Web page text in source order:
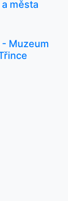
města
Muzeum